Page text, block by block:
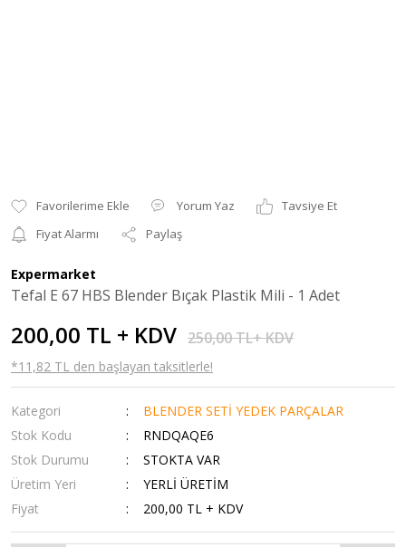
Yorum Yaz
Tavsiye Et
Fiyat Alarmı
Paylaş
Expermarket
Tefal E 67 HBS Blender Bıçak Plastik Mili - 1 Adet
200,00 TL + KDV 250,00 TL+ KDV
*11,82 TL den başlayan taksitlerle!
Kategori
BLENDER SETİ YEDEK PARÇALAR
Stok Kodu
RNDQAQE6
Stok Durumu
STOKTA VAR
Üretim Yeri
YERLİ ÜRETİM
Fiyat
200,00 TL + KDV